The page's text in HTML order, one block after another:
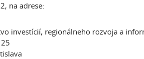
na adrese:
investícií, regionálneho rozvoja a